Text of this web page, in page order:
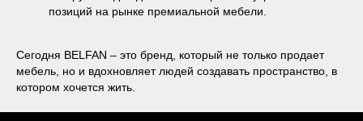
позиций на рынке премиальной мебели.
Сегодня BELFAN – это бренд, который не только продает
мебель, но и вдохновляет людей создавать пространство, в
котором хочется жить.